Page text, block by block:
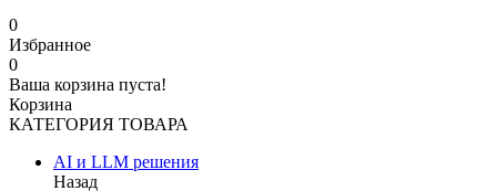
0
Избранное
0
Ваша корзина пуста!
Корзина
КАТЕГОРИЯ ТОВАРА
AI и LLM решения
Назад